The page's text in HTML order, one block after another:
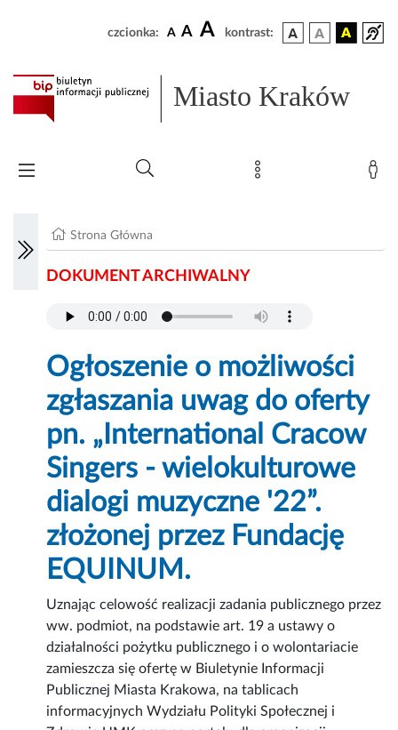
czcionka: A A A kontrast:
Miasto Kraków
Strona Główna
DOKUMENT ARCHIWALNY
Ogłoszenie o możliwości
zgłaszania uwag do oferty
pn. „International Cracow
Singers - wielokulturowe
dialogi muzyczne '22”.
złożonej przez Fundację
EQUINUM.
Uznając celowość realizacji zadania publicznego przez
ww. podmiot, na podstawie art. 19 a ustawy o
działalności pożytku publicznego i o wolontariacie
zamieszcza się ofertę w Biuletynie Informacji
Publicznej Miasta Krakowa, na tablicach
informacyjnych Wydziału Polityki Społecznej i